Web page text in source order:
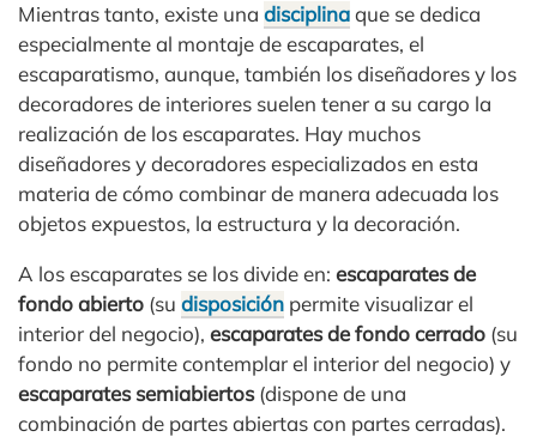
Mientras tanto, existe una disciplinaque se dedica
especialmente al montaje de escaparates, el
escaparatismo, aunque, también los diseñadores y los
decoradores de interiores suelen tener a su cargo la
realización de los escaparates. Hay muchos
diseñadores y decoradores especializados en esta
materia de cómo combinar de manera adecuada los
objetos expuestos, la estructura y la decoración.
A los escaparates se los divide en: escaparates de
fondo abierto (su disposición permite visualizar el
interior del negocio), escaparates de fondo cerrado (su
fondo no permite contemplar el interior del negocio) y
escaparates semiabiertos(dispone de una
combinación de partes abiertas con partes cerradas).